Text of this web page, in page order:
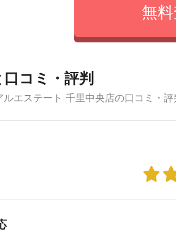
無
コミ・評判
エステート 千里中央店の口コミ・評